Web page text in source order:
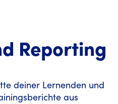
Reporting
deiner Lernenden und
aus